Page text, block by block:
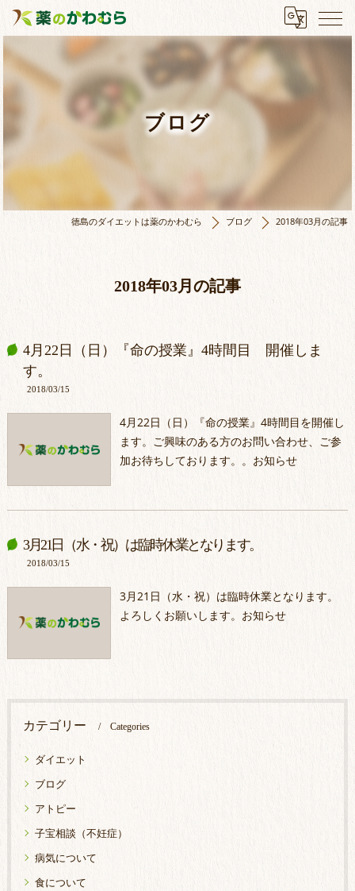
ブログ
徳島のダイエットは薬のかわむら ブログ 2018年03月の記事
2018年03月の記事
4月22日（日）『命の授業』4時間目 開催しま
す。
2018/03/15
4月22日（日）『命の授業』4時間目を開催し
ます。ご興味のある方のお問い合わせ、ご参
加お待ちしております。。お知らせ
3月21日（水・祝）は臨時休業となります。
2018/03/15
3月21日（水・祝）は臨時休業となります。
よろしくお願いします。お知らせ
カテゴリー Categories
ダイエット
ブログ
アトピー
子宝相談（不妊症）
病気について
食について